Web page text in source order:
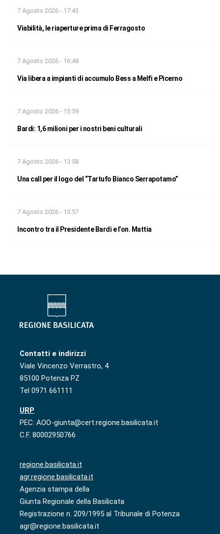
7 Agosto 2026 - 17:43
Viabilità, le riaperture prima di Ferragosto
7 Agosto 2026 - 16:48
Via libera a impianti di accumulo Bess a Melfi e Picerno
7 Agosto 2026 - 15:59
Bardi: 1,6 milioni per i nostri beni culturali
7 Agosto 2026 - 13:58
Una call per il logo del “Tartufo Bianco Serrapotamo”
7 Agosto 2026 - 13:57
Incontro tra il Presidente Bardi e l’on. Mattia
Contatti e indirizzi
Viale Vincenzo Verrastro, 4
85100 Potenza PZ
Tel 0971 661111
URP
PEC: AOO-giunta@cert.regione.basilicata.it
C.F. 80002950766
regione.basilicata.it
agr.regione.basilicata.it
Agenzia stampa della
Giunta Regionale della Basilicata
Registrazione n. 209/1995 al Tribunale di Potenza
agr@regione.basilicata.it